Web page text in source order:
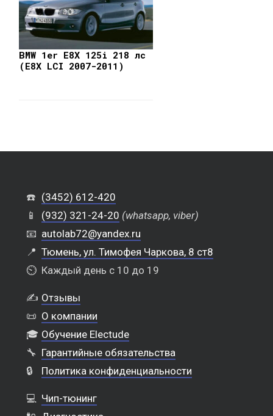
BMW 1er Е8X 125i 218 лс
(E8X LCI 2007-2011)
☎️ (3452) 612-420
📱
(932) 321-24-20 (whatsapp, viber)
📧 autolab72@yandex.ru
📍 Тюмень, ул. Тимофея Чаркова, 8 ст8
⏲️ Каждый день с 10 до 19
✍️ Отзывы
📜 О компании
🎓 Обучение Electude
🔧 Гарантийные обязательства
🔒
Политика конфиденциальности
💻 Чип-тюнинг